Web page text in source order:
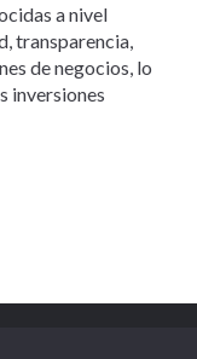
a nivel
transparencia,
de negocios, lo
inversiones